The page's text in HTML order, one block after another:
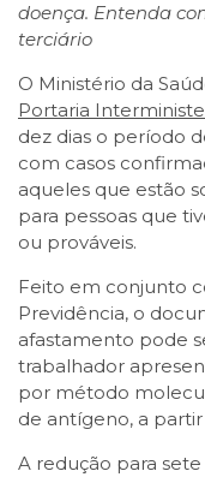
doença. Entenda
terciário
O Ministério da
Portaria
dez dias o período
com casos
aqueles que estão
para pessoas que
ou prováveis.
Feito em conjunto
Previdência, o
afastamento pode
trabalhador
por método
de antígeno, a
A redução para